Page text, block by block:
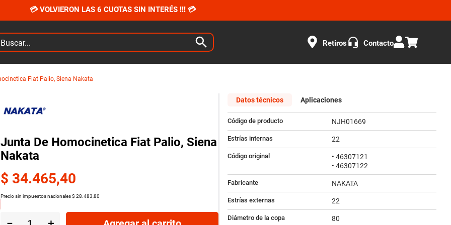
💳 VOLVIERON LAS 6 CUOTAS SIN INTERÉS !!! 💳
Retiros Contacto
Fiat Palio, Siena Nakata
Junta De Homocinetica Fiat Palio, Siena
Nakata
$ 34.465,40
Precio sin impuestos nacionales$ 28 483 80
Datos técnicos Aplicaciones
Código de producto NJH01669
Estrías internas 22
Código original
• 46307121
• 46307122
Fabricante NAKATA
Estrías externas 22
Diámetro de la copa 80